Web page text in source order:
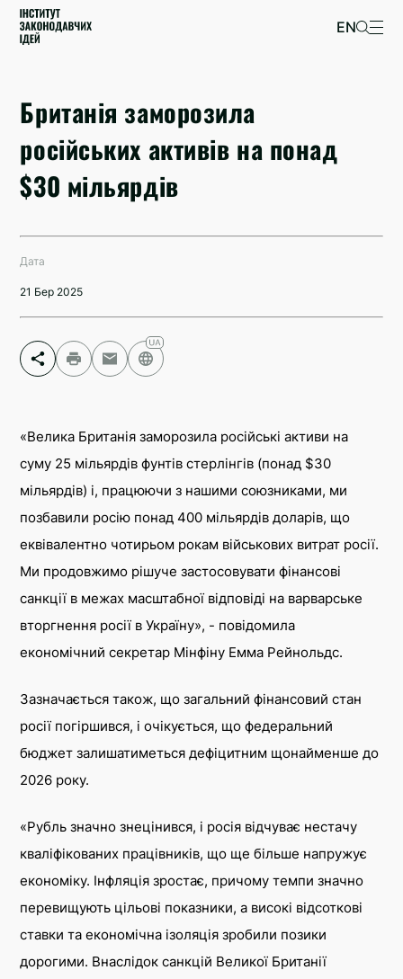
EN
Британія заморозила
російських активів на понад
$30 мільярдів
Дата
21 Бер 2025
Telegram
Twitter
«Велика Британія заморозила російські активи на
суму 25 мільярдів фунтів стерлінгів (понад $30
мільярдів) і, працюючи з нашими союзниками, ми
позбавили росію понад 400 мільярдів доларів, що
еквівалентно чотирьом рокам військових витрат росії.
Ми продовжимо рішуче застосовувати фінансові
санкції в межах масштабної відповіді на варварське
вторгнення росії в Україну», - повідомила
економічний секретар Мінфіну Емма Рейнольдс.
Зазначається також, що загальний фінансовий стан
росії погіршився, і очікується, що федеральний
бюджет залишатиметься дефіцитним щонайменше до
2026 року.
«Рубль значно знецінився, і росія відчуває нестачу
кваліфікованих працівників, що ще більше напружує
економіку. Інфляція зростає, причому темпи значно
перевищують цільові показники, а високі відсоткові
ставки та економічна ізоляція зробили позики
дорогими. Внаслідок санкцій Великої Британії